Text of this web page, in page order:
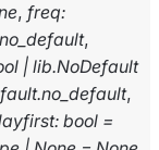
, freq:
,
| lib.NoDefault
,
: bool =